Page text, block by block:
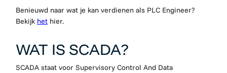
Benieuwd naar wat je kan verdienen als PLC Engineer?
Bekijk het hier.
WAT IS SCADA?
SCADA staat voor Supervisory Control And Data